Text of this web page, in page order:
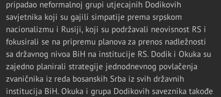
pripadao neformalnoj grupi utjecajnih Dodikovih
savjetnika koji su gajili simpatije prema srpskom
nacionalizmu i Rusiji, koji su podržavali neovisnost RS i
fokusirali se na pripremu planova za prenos nadležnosti
sa državnog nivoa BiH na institucije RS. Dodik i Okuka su
zajedno planirali strategije jednodnevnog povlačenja
zvaničnika iz reda bosanskih Srba iz svih državnih
institucija BiH. Okuka i grupa Dodikovih saveznika takođe